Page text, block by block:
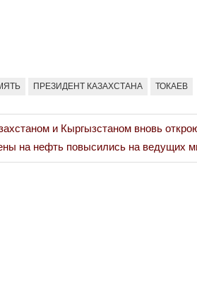
ПРЕЗИДЕНТ КАЗАХСТАНА ТОКАЕВ
и Кыргызстаном вновь
на нефть повысились на ведущих